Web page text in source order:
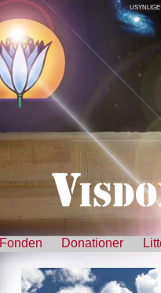
Fonden Donationer